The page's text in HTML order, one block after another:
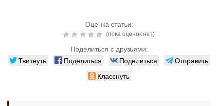
Оценка статьи:
(пока оценок нет)
Поделиться с друзьями:
Твитнуть Поделиться Поделиться
Отправить
Класснуть